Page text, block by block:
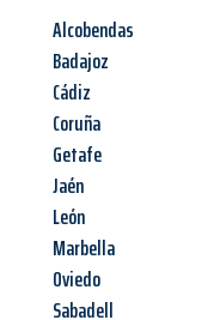
Alcobendas
Badajoz
Cádiz
Coruña
Getafe
Jaén
León
Marbella
Oviedo
Sabadell